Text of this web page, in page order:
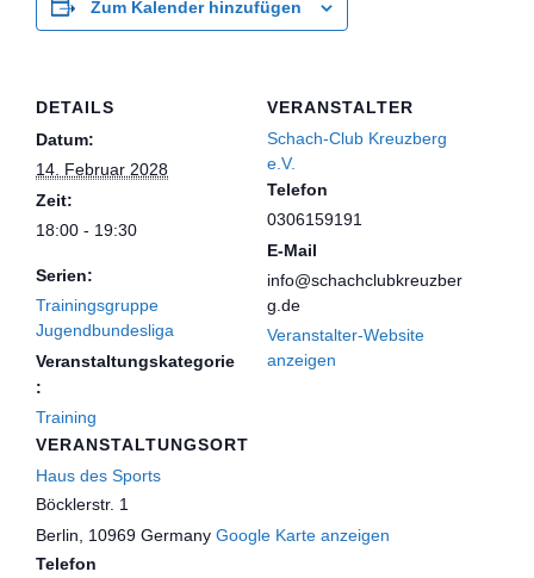
Zum Kalender hinzufügen
DETAILS
Datum:
14. Februar 2028
Zeit:
18:00 - 19:30
Serien:
Trainingsgruppe
Jugendbundesliga
Veranstaltungskategorie
:
Training
VERANSTALTUNGSORT
Haus des Sports
Böcklerstr. 1
Berlin
10969 Germany Google Karte anzeigen
Telefon
VERANSTALTER
Schach-Club Kreuzberg
e.V.
Telefon
0306159191
E-Mail
info@schachclubkreuzber
g.de
Veranstalter-Website
anzeigen